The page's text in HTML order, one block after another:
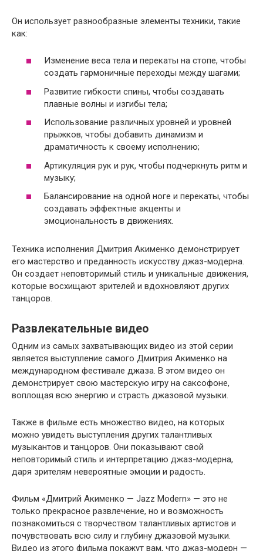
Он использует разнообразные элементы техники, такие
как:
Изменение веса тела и перекаты на стопе, чтобы
создать гармоничные переходы между шагами;
Развитие гибкости спины, чтобы создавать
плавные волны и изгибы тела;
Использование различных уровней и уровней
прыжков, чтобы добавить динамизм и
драматичность к своему исполнению;
Артикуляция рук и рук, чтобы подчеркнуть ритм и
музыку;
Балансирование на одной ноге и перекаты, чтобы
создавать эффектные акценты и
эмоциональность в движениях.
Техника исполнения Дмитрия Акименко демонстрирует
его мастерство и преданность искусству джаз-модерна.
Он создает неповторимый стиль и уникальные движения,
которые восхищают зрителей и вдохновляют других
танцоров.
Развлекательные видео
Одним из самых захватывающих видео из этой серии
является выступление самого Дмитрия Акименко на
международном фестивале джаза. В этом видео он
демонстрирует свою мастерскую игру на саксофоне,
воплощая всю энергию и страсть джазовой музыки.
Также в фильме есть множество видео, на которых
можно увидеть выступления других талантливых
музыкантов и танцоров. Они показывают свой
неповторимый стиль и интерпретацию джаз-модерна,
даря зрителям невероятные эмоции и радость.
Фильм «Дмитрий Акименко — Jazz Modern» — это не
только прекрасное развлечение, но и возможность
познакомиться с творчеством талантливых артистов и
почувствовать всю силу и глубину джазовой музыки.
Видео из этого фильма покажут вам, что джаз-модерн —